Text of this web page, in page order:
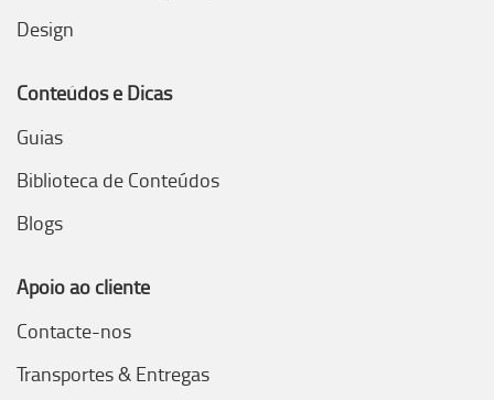
Design
Conteúdos e Dicas
Guias
Biblioteca de Conteúdos
Blogs
Apoio ao cliente
Contacte-nos
Transportes & Entregas